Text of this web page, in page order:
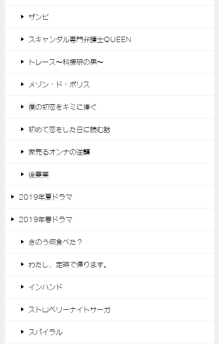
ザンビ
スキャンダル専門弁護士QUEEN
トレース〜科捜研の男〜
メゾン・ド・ポリス
僕の初恋をキミに捧ぐ
初めて恋をした日に読む話
家売るオンナの逆襲
後妻業
2019年夏ドラマ
2019年春ドラマ
きのう何食べた？
わたし、定時で帰ります。
インハンド
ストロベリーナイトサーガ
スパイラル